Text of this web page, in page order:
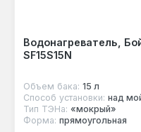
Водонагреватель,
SF15S15N
Объем бака: 15 л
Способ установки: над
Тип ТЭНа: «мокрый»
Форма: прямоугольная